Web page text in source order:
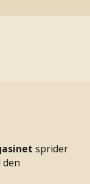
sprider
den